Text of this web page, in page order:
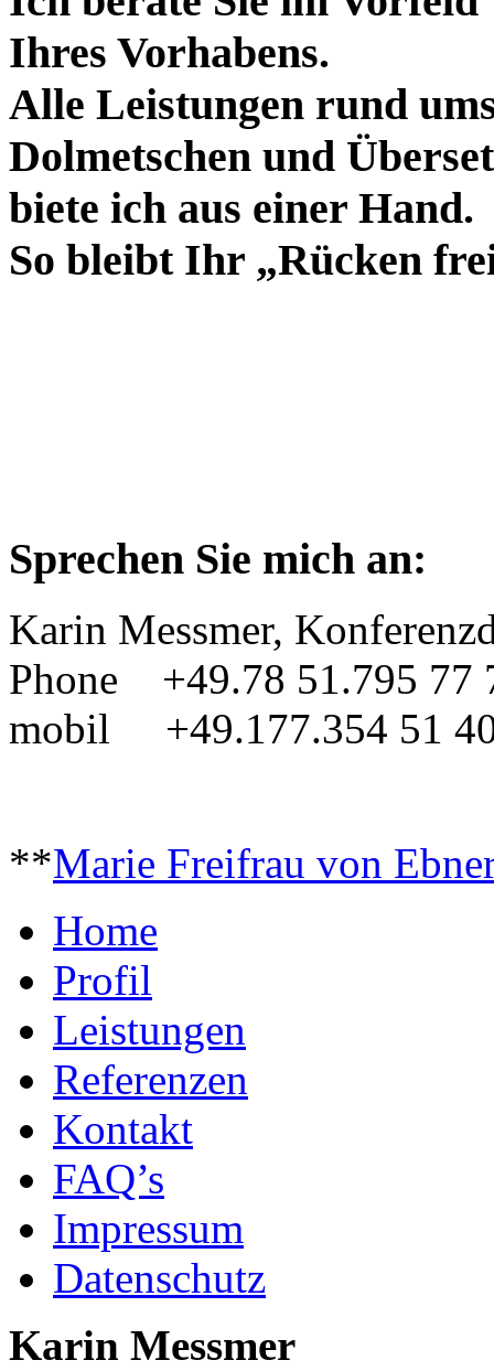
Ihres Vorhabens.
Alle Leistungen rund
Dolmetschen und
biete ich aus einer Hand.
So bleibt Ihr „Rücken
Sprechen Sie mich an:
Karin Messmer,
Phone +49.78 51.795 77
mobil +49.177.354 51
**Marie Freifrau von
Home
Profil
Leistungen
Referenzen
Kontakt
FAQ’s
Impressum
Datenschutz
Karin Messmer